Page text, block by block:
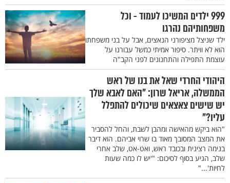
999 ילדים המשיכו לעמוד - וכל
משפחותיהם נהרגו
ילד שניצל מציפורני הנאצים, אבל על בני משפחתו
הוא לא וויתר. סיפור אמיתי כמשל עבורנו על
עוצמת התפילה והתחנונים לפני הקב"ה
היהודי החרדי שאל את בנו של ראש
הממשלה, אריאל שרון: "האם לאבא שלך
יש שישים צאצאים שיכולים להתפלל
עליו?"
"הוא ביקש מהאישה ומהבן לשבת, והחל להסביר
את המצב המסובך מאוד בו שרוי אביהם. הוא דיבר
בנימה רצינית ובכובד ראש, ואט-אט, שלב אחרי
שלב, הגיע בסוף לסיכום: "'יש לו כמה שעות
לחיות'..."